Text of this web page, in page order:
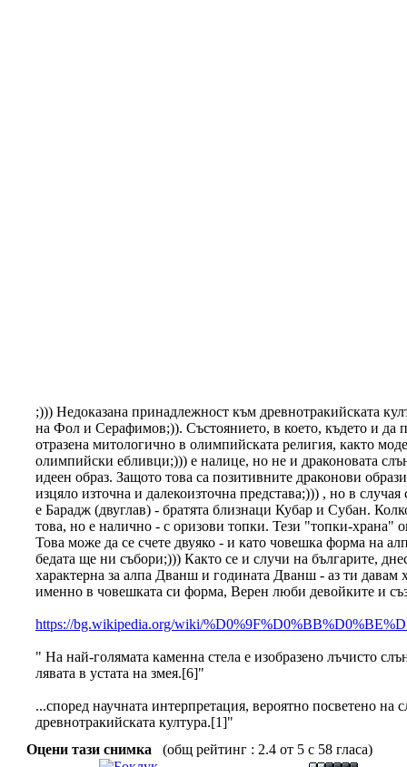
;))) Недоказана принадлежност към древнотракийската
на Фол и Серафимов;)). Състоянието, в което, където и да
отразена митологично в олимпийската религия, както
олимпийски ебливци;))) е налице, но не и драконовата
идеен образ. Защото това са позитивните драконови
изцяло източна и далекоизточна представа;))) , но в
е Барадж (двуглав) - братята близнаци Кубар и Субан.
това, но е налично - с оризови топки. Тези "топки-храна"
Това може да се счете двуяко - и като човешка форма на
бедата ще ни събори;))) Както се и случи на българите,
характерна за алпа Дванш и годината Дванш - аз ти давам
именно в човешката си форма, Верен люби девойките и
https://bg.wikipedia.org/wiki/
" На най-голямата каменна стела е изобразено лъчисто
лявата в устата на змея.[6]"
...според научната интерпретация, вероятно посветено
древнотракийската култура.[1]"
Оцени тази снимка
(общ рейтинг : 2.4 от 5 с 58 гласа)